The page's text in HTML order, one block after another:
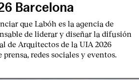
Barcelona
que Labóh es la agencia de
de liderar y diseñar la difusión
de Arquitectos de la UIA 2026
redes sociales y eventos.